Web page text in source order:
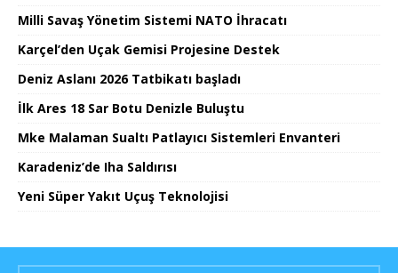
Milli Savaş Yönetim Sistemi NATO İhracatı
Karçel’den Uçak Gemisi Projesine Destek
Deniz Aslanı 2026 Tatbikatı başladı
İlk Ares 18 Sar Botu Denizle Buluştu
Mke Malaman Sualtı Patlayıcı Sistemleri Envanteri
Karadeniz’de Iha Saldırısı
Yeni Süper Yakıt Uçuş Teknolojisi